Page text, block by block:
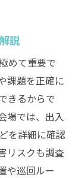
説
めて重要で
課題を正確に
きるからで
場では、出入
を詳細に確認
リスクも調査
や巡回ルー